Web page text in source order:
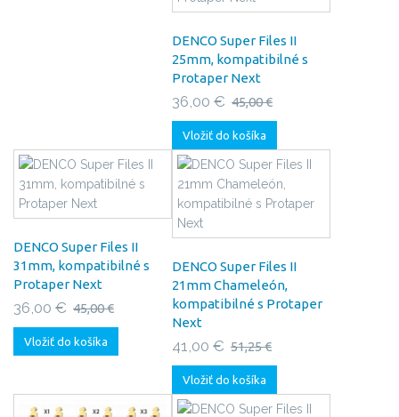
DENCO Super Files II
25mm, kompatibilné s
Protaper Next
36,00 € 45,00 €
Vložiť do košíka
DENCO Super Files II
31mm, kompatibilné s
Protaper Next
36,00 € 45,00 €
Vložiť do košíka
DENCO Super Files II
21mm Chameleón,
kompatibilné s Protaper
Next
41,00 € 51,25 €
Vložiť do košíka